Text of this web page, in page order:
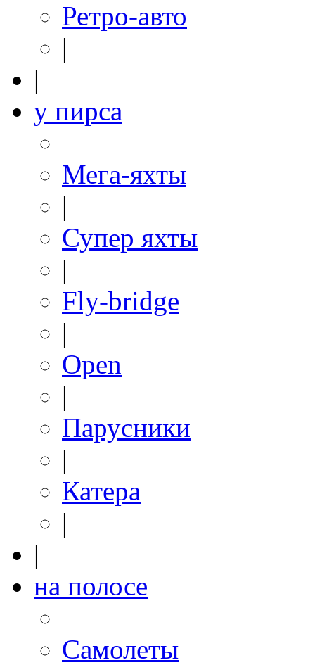
Ретро-авто
|
|
у пирса
Мега-яхты
|
Супер яхты
|
Fly-bridge
|
Open
|
Парусники
|
Катера
|
|
на полосе
Самолеты